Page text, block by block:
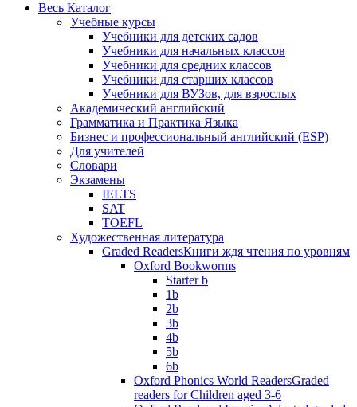
Весь Каталог
Учебные курсы
Учебники для детских садов
Учебники для начальных классов
Учебники для средних классов
Учебники для старших классов
Учебники для ВУЗов, для взрослых
Академический английский
Грамматика и Практика Языка
Бизнес и профессиональный английский (ESP)
Для учителей
Словари
Экзамены
IELTS
SAT
TOEFL
Художественная литература
Graded ReadersКниги ждя чтения по уровням
Oxford Bookworms
Starter b
1b
2b
3b
4b
5b
6b
Oxford Phonics World ReadersGraded
readers for Children aged 3-6